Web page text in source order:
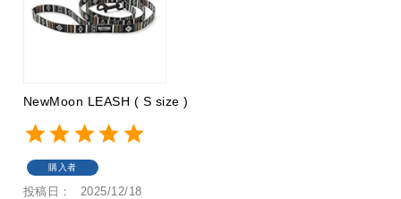
NewMoon LEASH ( S size )
購入者
投稿日 2025/12/18